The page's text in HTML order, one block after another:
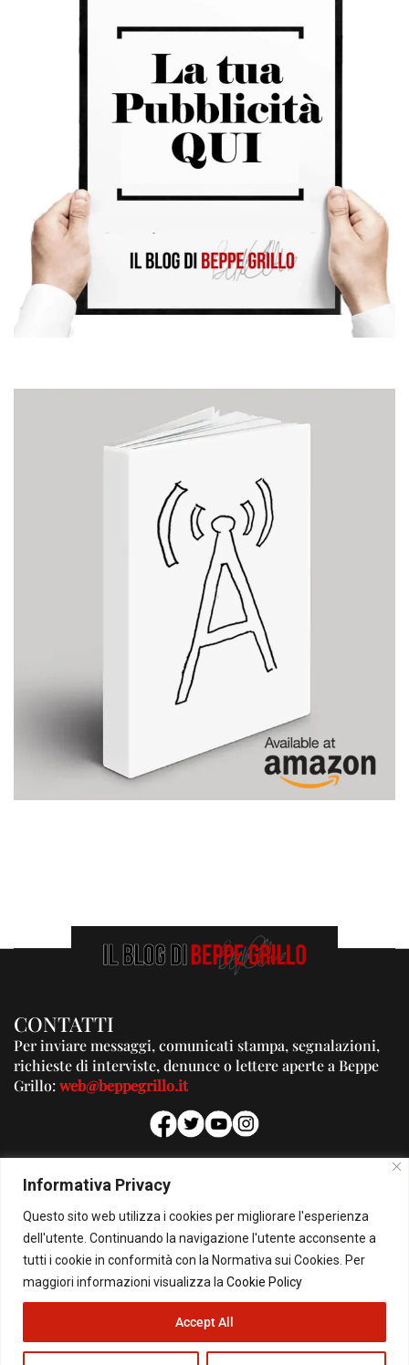
Informativa Privacy
Questo sito web utilizza i cookies per migliorare l'esperienza
dell'utente. Continuando la navigazione l'utente acconsente a
tutti i cookie in conformità con la Normativa sui Cookies. Per
maggiori informazioni visualizza la Cookie Policy
Accept All
CONTATTI
Per inviare messaggi, comunicati stampa, segnalazioni,
richieste di interviste, denunce o lettere aperte a Beppe
Grillo:web@beppegrillo.it
PUBBLICITA'
Per la tua pubblicità su questo Blog:
pubblicita@beppegrillo.it
© Copyright 2026 - Il Blog di Beppe Grillo. All Rights Reserved - Powered by
happygrafic.com